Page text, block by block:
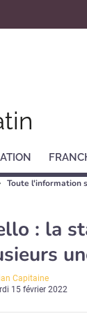
Toute l'information
: la
Capitaine
15 février 2022